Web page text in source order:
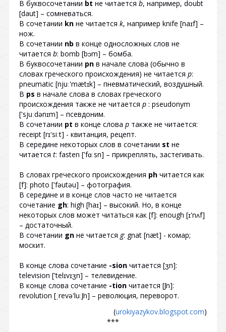
В буквосочетании bt не читается b, например, doubt
[daut] – сомневаться.
В сочетании kn не читается k, например knife [naɪf] –
нож.
В сочетании nb в конце односложных слов не
читается b: bomb [bɔm] – бомба.
В буквосочетании pn в начале слова (обычно в
словах греческого происхождения) не читается p:
pneumatic [njuː'mætɪk] – пневматический, воздушный.
В ps в начале слова в словах греческого
происхождения также не читается p : pseudonym
['sjuːdənɪm] – псевдоним.
В сочетании pt в конце слова p также не читается:
receipt [rɪ'siːt] - квитанция, рецепт.
В середине некоторых слов в сочетании st не
читается t: fasten ['fɑːsn] – прикреплять, застегивать.
В словах греческого происхождения ph читается как
[f]: photo ['fəutəu] – фотография.
В середине и в конце слов часто не читается
сочетание gh: high [haɪ] – высокий. Но, в конце
некоторых слов может читаться как [f]: enough [ɪ'nʌf]
– достаточный.
В сочетании gn не читается g: gnat [næt] - комар;
москит.
В конце слова сочетание -sion читается [ʒn]:
television ['telɪvɪʒn] – телевидение.
В конце слова сочетание -tion читается [ʃn]:
revolution [ˌrevə'luːʃn] – революция, переворот.
(urokiyazykov.blogspot.com)
***